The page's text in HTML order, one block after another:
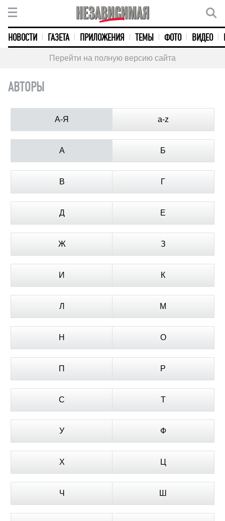
НОВОСТИ ГАЗЕТА ПРИЛОЖЕНИЯ ТЕМЫ ФОТО ВИДЕО
Перейти на полную версию сайта
АВТОРЫ
А-Я a-z
А Б
В Г
Д Е
Ж З
И К
Л М
Н О
П Р
С Т
У Ф
Х Ц
Ч Ш